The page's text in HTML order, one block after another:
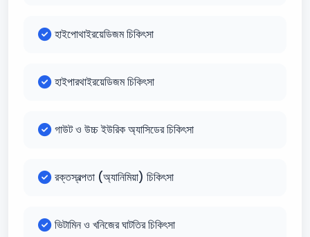
হাইপোথাইরয়েডিজম চিকিৎসা
হাইপারথাইরয়েডিজম চিকিৎসা
গাউট ও উচ্চ ইউরিক অ্যাসিডের চিকিৎসা
রক্তস্বল্পতা (অ্যানিমিয়া) চিকিৎসা
ভিটামিন ও খনিজের ঘাটতির চিকিৎসা